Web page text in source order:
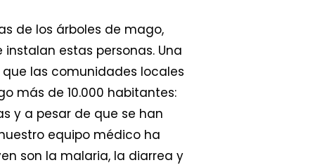
de los árboles de mago,
estas personas. Una
las comunidades locales
más de 10.000 habitantes:
y a pesar de que se han
equipo médico ha
son la malaria, la diarrea y